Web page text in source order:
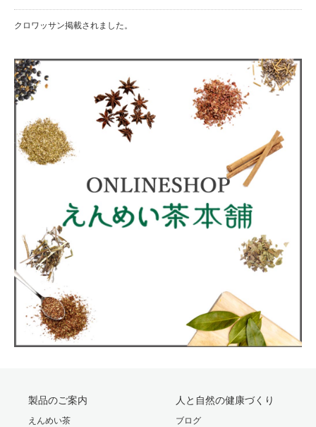
クロワッサン掲載されました。
製品のご案内
えんめい茶
人と自然の健康づくり
ブログ